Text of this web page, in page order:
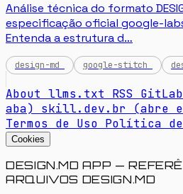
Análise técnica do formato
especificação oficial google-
Entenda a estrutura d…
design-md google-stitch
About llms.txt RSS GitLab
aba)
skill.dev.br (abre
Termos de Uso Política
Cookies
DESIGN.MD APP —
ARQUIVOS DESIGN.MD